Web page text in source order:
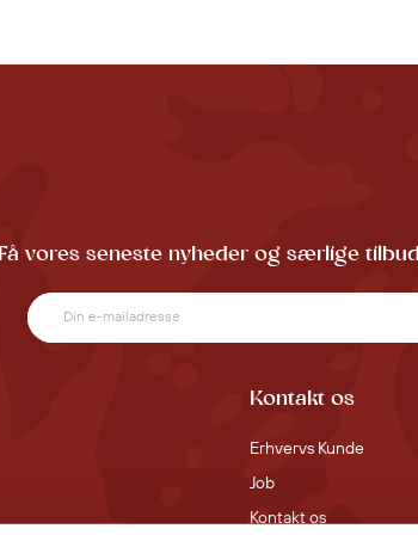
Få vores seneste nyheder og særlige tilbud
Kontakt os
Erhvervs Kunde
Job
Kontakt os